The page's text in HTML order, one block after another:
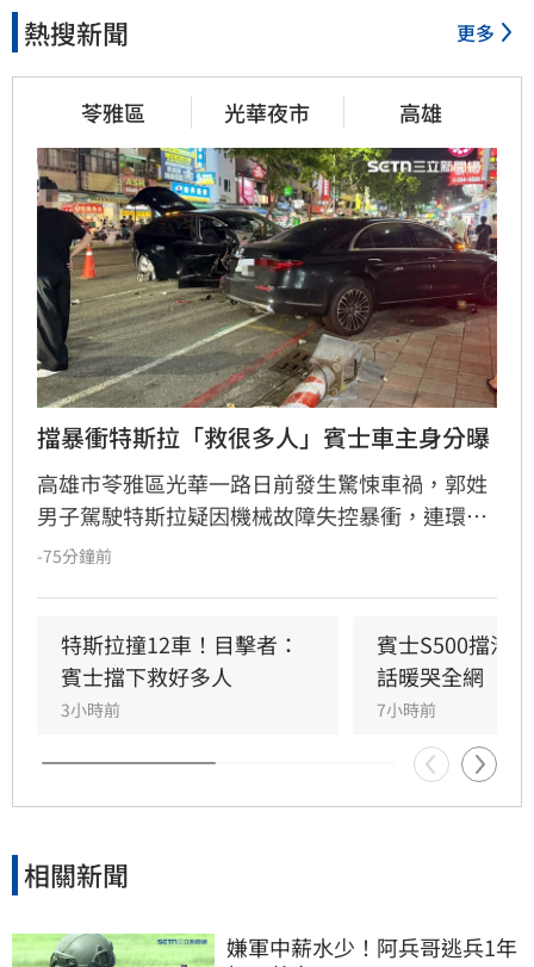
熱搜新聞 更多
苓雅區 光華夜市 高雄
擋暴衝特斯拉「救很多人」賓士車主身分曝
高雄市苓雅區光華一路日前發生驚悚車禍，郭姓
男子駕駛特斯拉疑因機械故障失控暴衝，連環撞
擊12輛汽機車及單車，所幸僅造成3人輕傷。肇
光，竟是擁有1.4萬粉絲的網紅「超級土豆粉」，
同時也是嘉義知名甜甜圈店老闆。
-75分鐘前
特斯拉撞12車！目擊者：
賓士擋下救好多人
3小時前
賓士S500擋浩
話暖哭全網
7小時前
相關新聞
嫌軍中薪水少！阿兵哥逃兵1年